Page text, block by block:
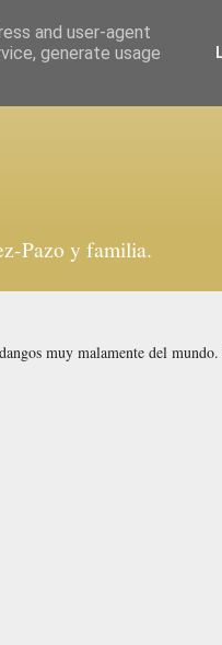
Pazo y familia.
muy malamente del mundo.
and user-agent
generate usage